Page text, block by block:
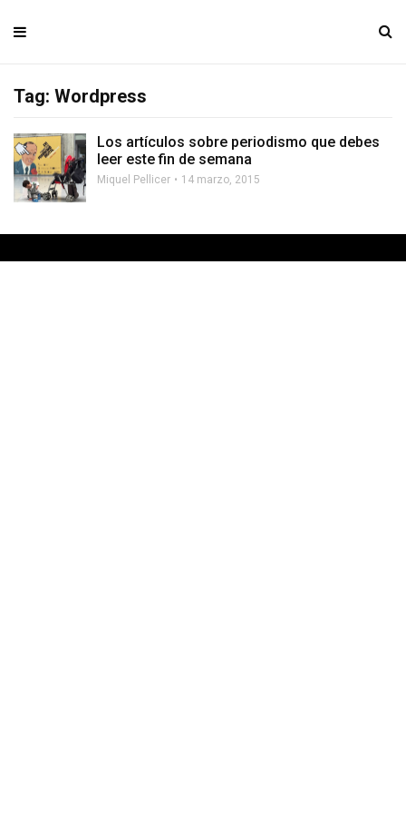
Tag: Wordpress
Los artículos sobre periodismo que debes
leer este fin de semana
Miquel Pellicer 14 marzo, 2015